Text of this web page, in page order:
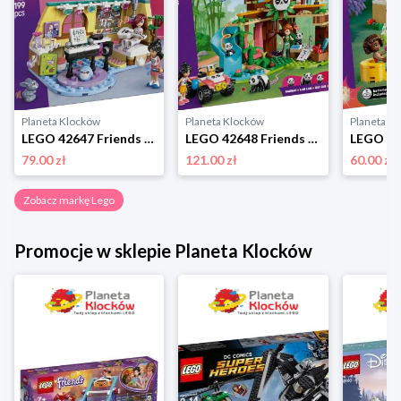
Planeta Klocków
LEGO 42647 Friends Pokój Paisley Lego
79.00 zł
Planeta Klocków
LEGO 42648 Friends Opieka nad pandami w rezerwacie Lego
121.00 zł
Planeta
60.00 zł
Zobacz markę Lego
Promocje w sklepie Planeta Klocków